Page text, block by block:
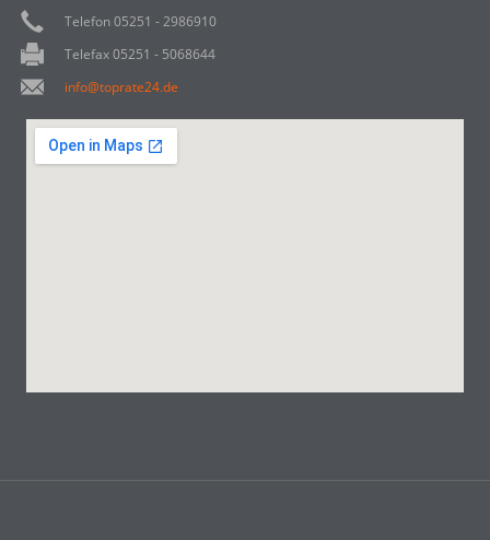
Telefon 05251 - 2986910
Telefax 05251 - 5068644
info@toprate24.de